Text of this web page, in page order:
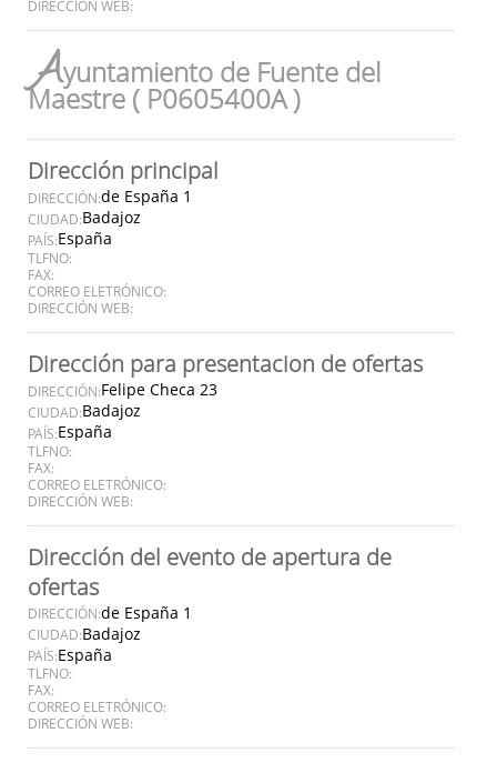
DIRECCIÓN WEB:
Ayuntamiento de Fuente del
Maestre ( P0605400A )
Dirección principal
DIRECCIÓN:de España 1
CIUDAD:Badajoz
PAÍS:España
TLFNO:
FAX:
CORREO ELETRÓNICO:
DIRECCIÓN WEB:
Dirección para presentacion de ofertas
DIRECCIÓN:Felipe Checa 23
CIUDAD:Badajoz
PAÍS:España
TLFNO:
FAX:
CORREO ELETRÓNICO:
DIRECCIÓN WEB:
Dirección del evento de apertura de
ofertas
DIRECCIÓN:de España 1
CIUDAD:Badajoz
PAÍS:España
TLFNO:
FAX:
CORREO ELETRÓNICO:
DIRECCIÓN WEB: